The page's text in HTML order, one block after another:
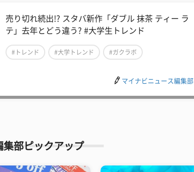
売り切れ続出!? スタバ新作「ダブル 抹茶 ティー ラ
テ」去年とどう違う? #大学生トレンド
#トレンド #大学トレンド #ガクラボ
マイナビニュース編集部
集部ピックアップ